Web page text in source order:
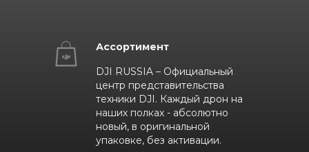
Ассортимент
DJI RUSSIA – Официальный
центр представительства
техники DJI. Каждый дрон на
наших полках - абсолютно
новый, в оригинальной
упаковке, без активации.